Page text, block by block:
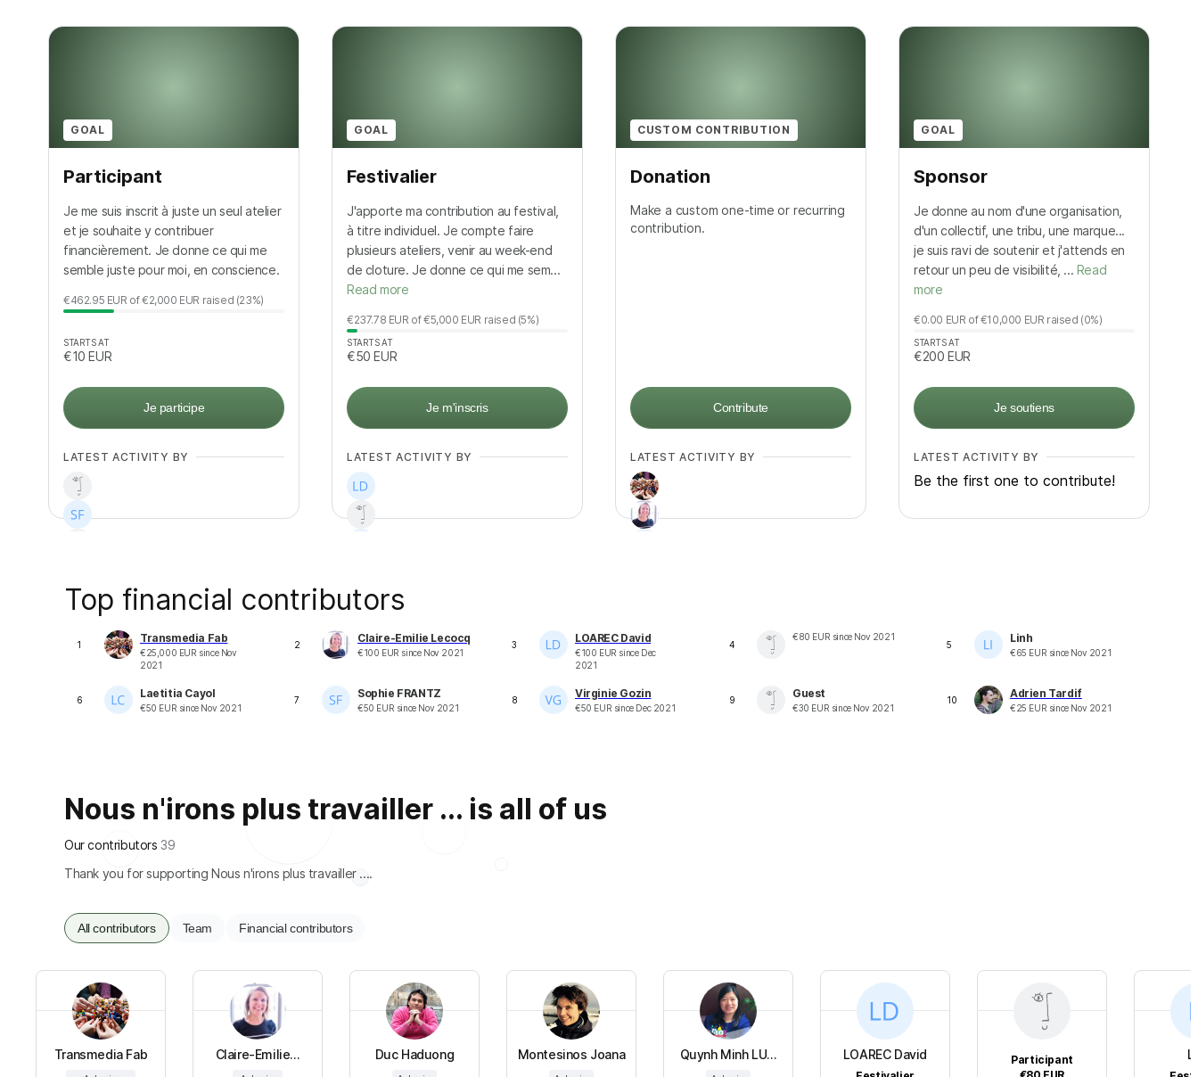
GOAL
Participant
Je me suis inscrit à juste un seul atelier
et je souhaite y contribuer
financièrement. Je donne ce qui me
semble juste pour moi, en conscience.
€462.95 EUR of€2,000 EUR raised (23%)
STARTS AT
€10 EUR
Je participe
LATEST ACTIVITY BY
+22
GOAL
Festivalier
J'apporte ma contribution au festival,
à titre individuel. Je compte faire
plusieurs ateliers, venir au week-end
de cloture. Je donne ce qui me sem...
Read more
€237.78 EUR of€5,000 EUR raised (5%)
STARTS AT
€50 EUR
Je m'inscris
LATEST ACTIVITY BY
+ 2
CUSTOM CONTRIBUTION
Donation
Make a custom one-time or recurring
contribution.
Contribute
LATEST ACTIVITY BY
GOAL
Sponsor
Je donne au nom d'une organisation,
d'un collectif, une tribu, une marque...
je suis ravi de soutenir et j'attends en
retour un peu de visibilité, ... Read
more
€0.00 EUR of€10,000 EUR raised (0%)
STARTS AT
€200 EUR
Je soutiens
LATEST ACTIVITY BY
Be the first one to contribute!
Top financial contributors
1 Transmedia Fab
€25,000 EUR since Nov
2021
2 Claire-Emilie Lecocq
€100 EUR since Nov 2021
3 LOAREC David
€100 EUR since Dec
2021
4
€80 EUR since Nov 2021
5 Linh
€65 EUR since Nov 2021
6 Laetitia Cayol
€50 EUR since Nov 2021
7 Sophie FRANTZ
€50 EUR since Nov 2021
8 Virginie Gozin
€50 EUR since Dec 2021
9 Guest
€30 EUR since Nov 2021
10 Adrien Tardif
€25 EUR since Nov 2021
Nous n'irons plus travailler ... is all of us
Our contributors39
Thank you for supporting Nous n'irons plus travailler ....
All contributors Team Financial contributors
Transmedia Fab Claire-Emilie... Duc Haduong Montesinos Joana Quynh Minh LU... LOAREC David
Participant